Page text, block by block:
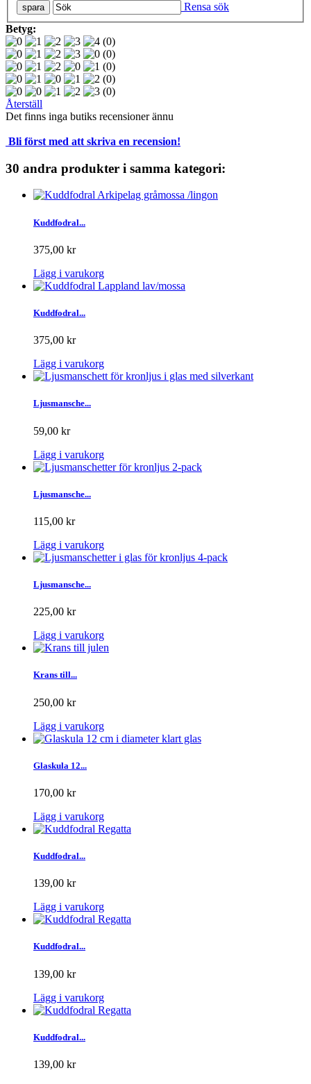
Rensa sök
Betyg:
(0)
(0)
(0)
(0)
(0)
Återställ
Det finns inga butiks recensioner ännu
Bli först med att skriva en recension!
30 andra produkter i samma kategori:
Kuddfodral...
375,00 kr
Lägg i varukorg
Kuddfodral...
375,00 kr
Lägg i varukorg
Ljusmansche...
59,00 kr
Lägg i varukorg
Ljusmansche...
115,00 kr
Lägg i varukorg
Ljusmansche...
225,00 kr
Lägg i varukorg
Krans till...
250,00 kr
Lägg i varukorg
Glaskula 12...
170,00 kr
Lägg i varukorg
Kuddfodral...
139,00 kr
Lägg i varukorg
Kuddfodral...
139,00 kr
Lägg i varukorg
Kuddfodral...
139,00 kr